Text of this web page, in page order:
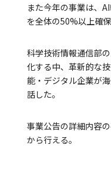
また今年の事業は、
を全体の50%以上確
科学技術情報通信部
化する中、革新的な
能・デジタル企業が
話した。
事業公告の詳細内容
から行える。